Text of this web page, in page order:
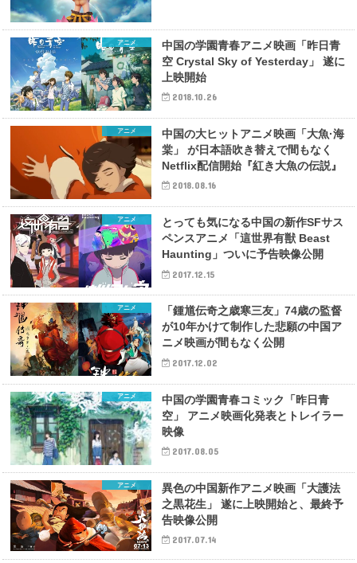
アニメ
中国の学園青春アニメ映画「昨日青
空 Crystal Sky of Yesterday」 遂に
上映開始
2018.10.26
アニメ
中国の大ヒットアニメ映画「大魚·海
棠」 が日本語吹き替えで間もなく
Netflix配信開始『紅き大魚の伝説』
2018.08.16
アニメ
とっても気になる中国の新作SFサス
ペンスアニメ「這世界有獣 Beast
Haunting」ついに予告映像公開
2017.12.15
アニメ
「鍾馗伝奇之歳寒三友」74歳の監督
が10年かけて制作した悲願の中国ア
ニメ映画が間もなく公開
2017.12.02
アニメ
中国の学園青春コミック「昨日青
空」 アニメ映画化発表とトレイラー
映像
2017.08.05
アニメ
異色の中国新作アニメ映画「大護法
之黒花生」 遂に上映開始と、最終予
告映像公開
2017.07.14